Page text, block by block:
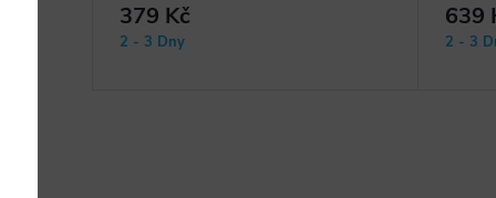
379 Kč
2 - 3 Dny
639
2 - 3